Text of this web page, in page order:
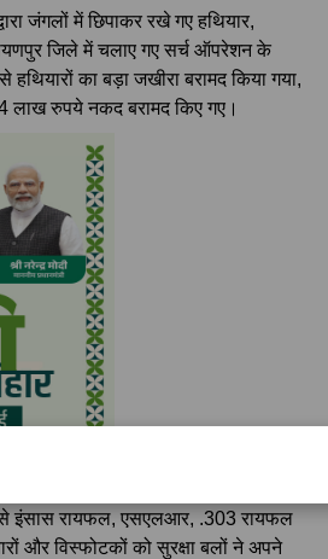
जंगलों में छिपाकर रखे गए हथियार,
जिले में चलाए गए सर्च ऑपरेशन के
का बड़ा जखीरा बरामद किया गया,
लाख रुपये नकद बरामद किए गए।
से इंसास रायफल, एसएलआर, .303 रायफल
और विस्फोटकों को सुरक्षा बलों ने अपने